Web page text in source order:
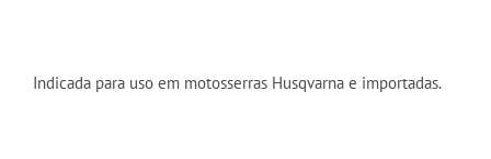
Indicada para uso em motosserras Husqvarna e importadas.